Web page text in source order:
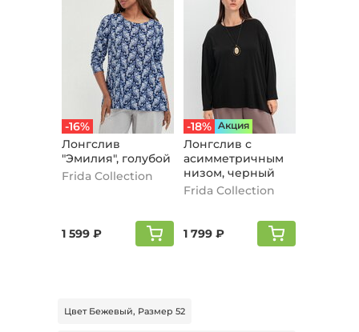
-16%
Лонгслив
"Эмилия", голубой
Frida Collection
1 599 ₽
-18% Aкция
Лонгслив с
асимметричным
низом, черный
Frida Collection
1 799 ₽
Цвет Бежевый, Размер 52